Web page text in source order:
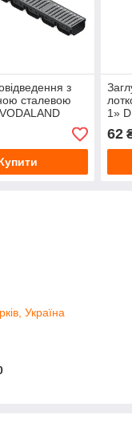
з
сталевою
(1000х130х70
1»
62
Україна